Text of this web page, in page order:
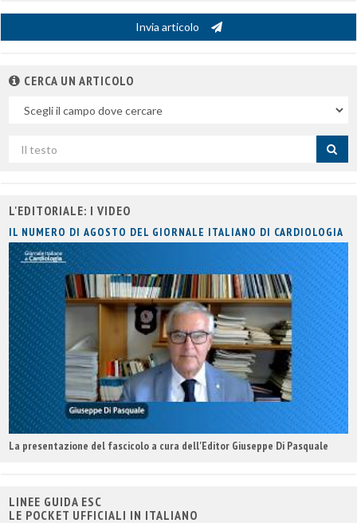
Invia articolo
CERCA UN ARTICOLO
campo
per
L'EDITORIALE: I VIDEO
IL NUMERO DI AGOSTO DEL GIORNALE ITALIANO DI CARDIOLOGIA
La presentazione del fascicolo a cura dell'Editor Giuseppe Di Pasquale
LINEE GUIDA ESC
LE POCKET UFFICIALI IN ITALIANO